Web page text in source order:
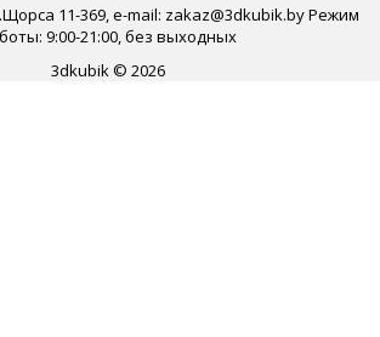
11-369, e-mail: zakaz@3dkubik.by Режим
9:00-21:00, без выходных
3dkubik © 2026